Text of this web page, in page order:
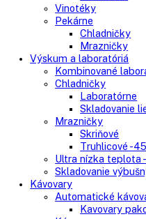
Chladnie
Skriňové
Truhlicové
Vinotéky
Pekárne
Chladničky
Mrazničky
Výskum a laboratóriá
Kombinované
Chladničky